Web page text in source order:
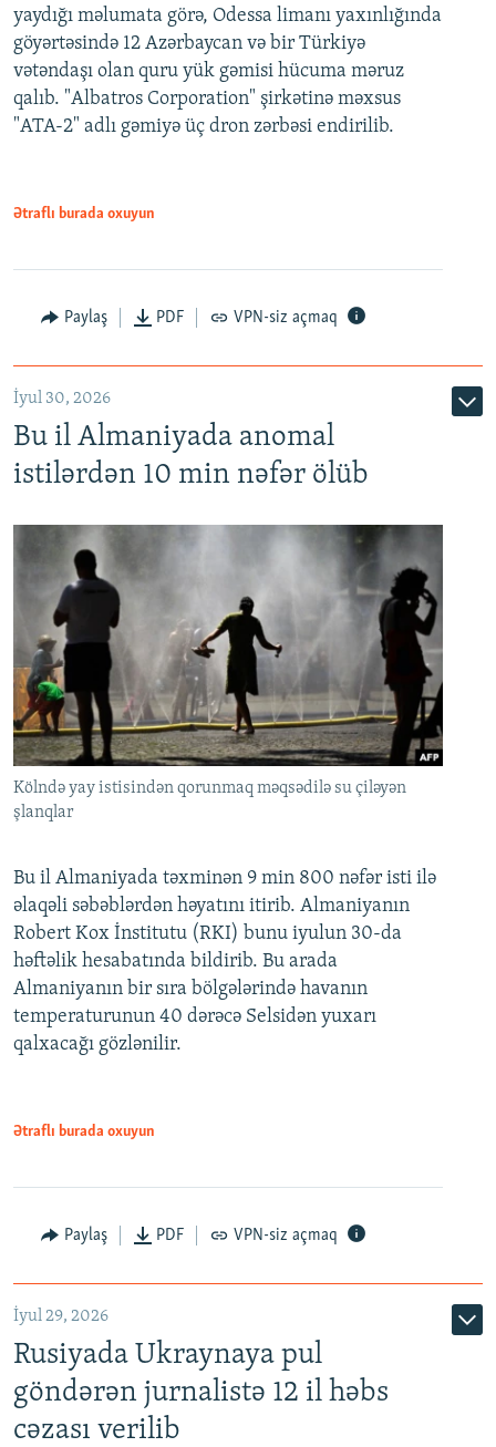
yaydığı məlumata görə, Odessa limanı yaxınlığında
göyərtəsində 12 Azərbaycan və bir Türkiyə
vətəndaşı olan quru yük gəmisi hücuma məruz
qalıb. "Albatros Corporation" şirkətinə məxsus
"ATA-2" adlı gəmiyə üç dron zərbəsi endirilib.
Ətraflı burada oxuyun
Paylaş PDF VPN-siz açmaq
İyul 30, 2026
Bu il Almaniyada anomal
istilərdən 10 min nəfər ölüb
Kölndə yay istisindən qorunmaq məqsədilə su çiləyən
şlanqlar
Bu il Almaniyada təxminən 9 min 800 nəfər isti ilə
əlaqəli səbəblərdən həyatını itirib. Almaniyanın
Robert Kox İnstitutu (RKI) bunu iyulun 30-da
həftəlik hesabatında bildirib. Bu arada
Almaniyanın bir sıra bölgələrində havanın
temperaturunun 40 dərəcə Selsidən yuxarı
qalxacağı gözlənilir.
Ətraflı burada oxuyun
Paylaş PDF VPN-siz açmaq
İyul 29, 2026
Rusiyada Ukraynaya pul
göndərən jurnalistə 12 il həbs
cəzası verilib